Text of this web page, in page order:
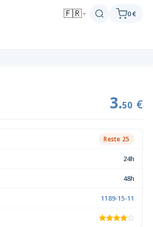
🇫🇷 0 €
3.50 €
Reste 25
24h
48h
1189-15-11